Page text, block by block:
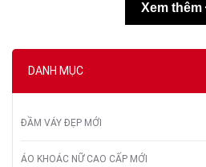
DANH MỤC
ĐẦM VÁY ĐẸP MỚI
ÁO KHOÁC NỮ CAO CẤP MỚI
Xem thêm